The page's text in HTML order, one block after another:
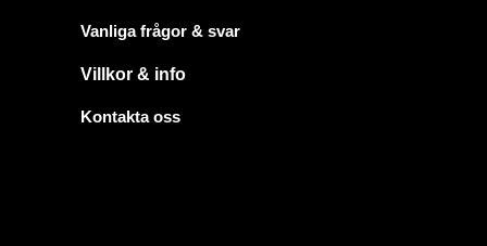
Vanliga frågor & svar
Villkor & info
Kontakta oss